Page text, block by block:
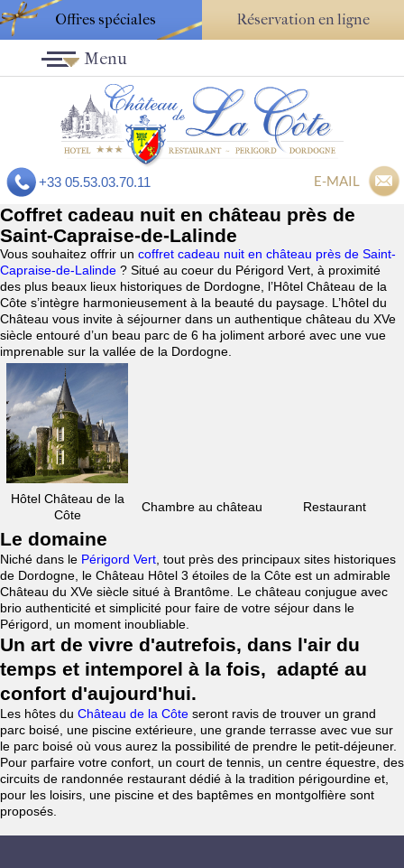
Offres spéciales Réservation en ligne
+33 05.53.03.70.11 E-MAIL
Menu
Coffret cadeau nuit en château près de
Saint-Capraise-de-Lalinde
Vous souhaitez offrir un coffret cadeau nuit en château près de Saint-
Capraise-de-Lalinde ? Situé au coeur du Périgord Vert, à proximité
des plus beaux lieux historiques de Dordogne, l’Hôtel Château de la
Côte s’intègre harmonieusement à la beauté du paysage. L’hôtel du
Château vous invite à séjourner dans un authentique château du XVe
siècle entouré d’un beau parc de 6 ha joliment arboré avec une vue
imprenable sur la vallée de la Dordogne.
Hôtel Château de la
Côte
Chambre au château Restaurant
Le domaine
Niché dans le Périgord Vert , tout près des principaux sites historiques
de Dordogne, le Château Hôtel 3 étoiles de la Côte est un admirable
Château du XVe siècle situé à Brantôme. Le château conjugue avec
brio authenticité et simplicité pour faire de votre séjour dans le
Périgord, un moment inoubliable.
Un art de vivre d'autrefois, dans l'air du
temps et intemporel à la fois, adapté au
confort d'aujourd'hui.
Les hôtes du Château de la Côte seront ravis de trouver un grand
parc boisé, une piscine extérieure, une grande terrasse avec vue sur
le parc boisé où vous aurez la possibilité de prendre le petit-déjeuner.
Pour parfaire votre confort, un court de tennis, un centre équestre, des
circuits de randonnée restaurant dédié à la tradition périgourdine et,
pour les loisirs, une piscine et des baptêmes en montgolfière sont
proposés.